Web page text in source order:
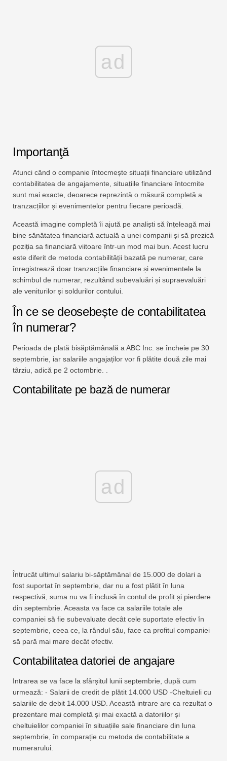
ad
Importanţă
Atunci când o companie întocmește situații financiare utilizând
contabilitatea de angajamente, situațiile financiare întocmite
sunt mai exacte, deoarece reprezintă o măsură completă a
tranzacțiilor și evenimentelor pentru fiecare perioadă.
Această imagine completă îi ajută pe analiști să înțeleagă mai
bine sănătatea financiară actuală a unei companii și să prezică
poziția sa financiară viitoare într-un mod mai bun. Acest lucru
este diferit de metoda contabilității bazată pe numerar, care
înregistrează doar tranzacțiile financiare și evenimentele la
schimbul de numerar, rezultând subevaluări și supraevaluări
ale veniturilor și soldurilor contului.
În ce se deosebește de contabilitatea
în numerar?
Perioada de plată bisăptămânală a ABC Inc. se încheie pe 30
septembrie, iar salariile angajaților vor fi plătite două zile mai
târziu, adică pe 2 octombrie. .
Contabilitate pe bază de numerar
ad
Întrucât ultimul salariu bi-săptămânal de 15.000 de dolari a
fost suportat în septembrie, dar nu a fost plătit în luna
respectivă, suma nu va fi inclusă în contul de profit și pierdere
din septembrie. Aceasta va face ca salariile totale ale
companiei să fie subevaluate decât cele suportate efectiv în
septembrie, ceea ce, la rândul său, face ca profitul companiei
să pară mai mare decât efectiv.
Contabilitatea datoriei de angajare
Intrarea se va face la sfârșitul lunii septembrie, după cum
urmează: - Salarii de credit de plătit 14.000 USD -Cheltuieli cu
salariile de debit 14.000 USD. Această intrare are ca rezultat o
prezentare mai completă și mai exactă a datoriilor și
cheltuielilor companiei în situațiile sale financiare din luna
septembrie, în comparație cu metoda de contabilitate a
numerarului.